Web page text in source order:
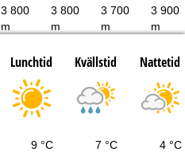
3 800
m
3 800
m
3 700
m
3 900
m
Lunchtid Kvällstid Nattetid
9 °C 7 °C 4 °C